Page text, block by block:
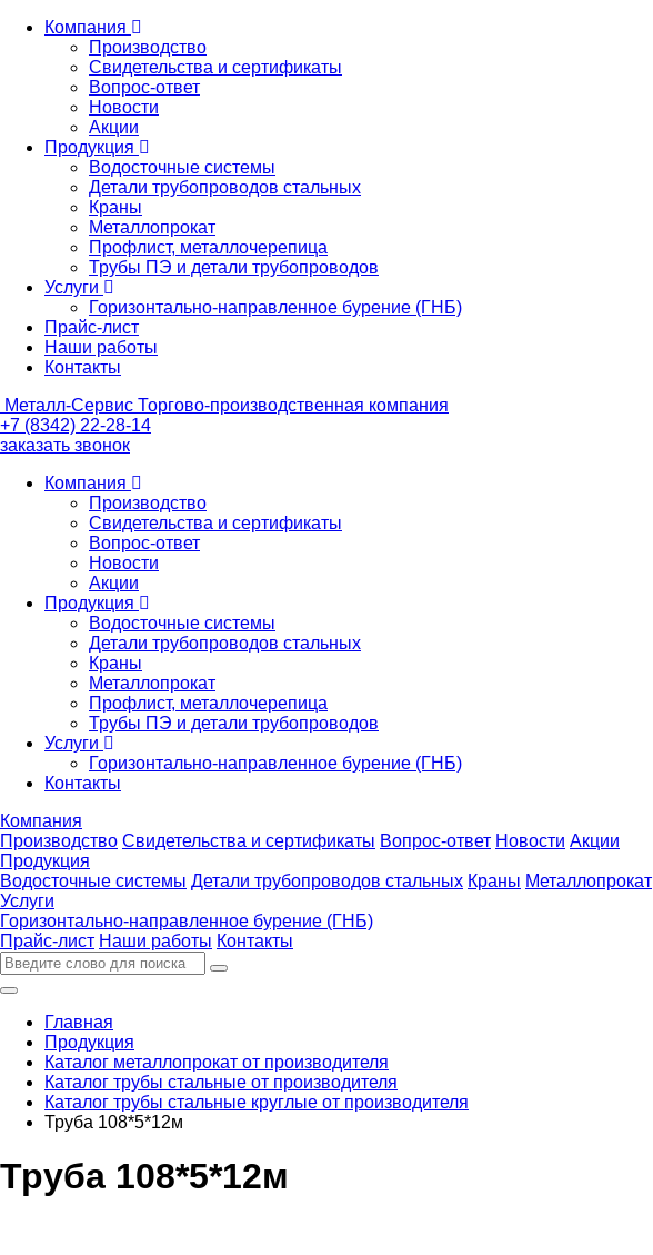
Компания
Производство
Свидетельства и сертификаты
Вопрос-ответ
Новости
Акции
Продукция
Водосточные системы
Детали трубопроводов стальных
Краны
Металлопрокат
Профлист, металлочерепица
Трубы ПЭ и детали трубопроводов
Услуги
Горизонтально-направленное бурение (ГНБ)
Прайс-лист
Наши работы
Контакты
Металл-Сервис Торгово-производственная компания
+7 (8342) 22-28-14
заказать звонок
Компания
Производство
Свидетельства и сертификаты
Вопрос-ответ
Новости
Акции
Продукция
Водосточные системы
Детали трубопроводов стальных
Краны
Металлопрокат
Профлист, металлочерепица
Трубы ПЭ и детали трубопроводов
Услуги
Горизонтально-направленное бурение (ГНБ)
Контакты
Компания
Производство Свидетельства и сертификаты Вопрос-ответ Новости Акции
Продукция
Водосточные системы Детали трубопроводов стальных Краны Металлопрокат
Услуги
Горизонтально-направленное бурение (ГНБ)
Прайс-лист Наши работы Контакты
Главная
Продукция
Каталог металлопрокат от производителя
Каталог трубы стальные от производителя
Каталог трубы стальные круглые от производителя
Труба 108*5*12м
Труба 108*5*12м